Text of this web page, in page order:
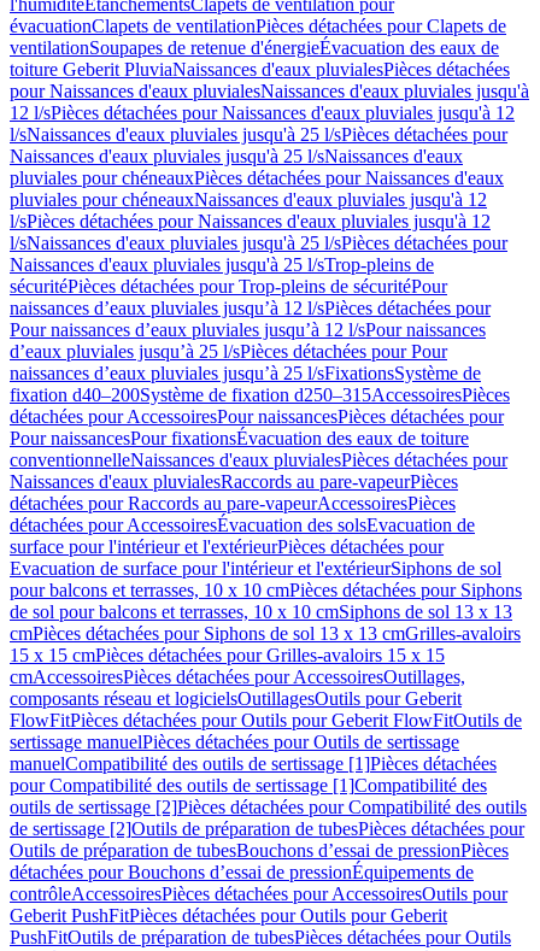
l'humiditéEtanchementsClapets de ventilation pour
évacuationClapets de ventilationPièces détachées pour Clapets de
ventilationSoupapes de retenue d'énergieÉvacuation des eaux de
toiture Geberit PluviaNaissances d'eaux pluvialesPièces détachées
pour Naissances d'eaux pluvialesNaissances d'eaux pluviales jusqu'à
12 l/sPièces détachées pour Naissances d'eaux pluviales jusqu'à 12
l/sNaissances d'eaux pluviales jusqu'à 25 l/sPièces détachées pour
Naissances d'eaux pluviales jusqu'à 25 l/sNaissances d'eaux
pluviales pour chéneauxPièces détachées pour Naissances d'eaux
pluviales pour chéneauxNaissances d'eaux pluviales jusqu'à 12
l/sPièces détachées pour Naissances d'eaux pluviales jusqu'à 12
l/sNaissances d'eaux pluviales jusqu'à 25 l/sPièces détachées pour
Naissances d'eaux pluviales jusqu'à 25 l/sTrop-pleins de
sécuritéPièces détachées pour Trop-pleins de sécuritéPour
naissances d’eaux pluviales jusqu’à 12 l/sPièces détachées pour
Pour naissances d’eaux pluviales jusqu’à 12 l/sPour naissances
d’eaux pluviales jusqu’à 25 l/sPièces détachées pour Pour
naissances d’eaux pluviales jusqu’à 25 l/sFixationsSystème de
fixation d40–200Système de fixation d250–315AccessoiresPièces
détachées pour AccessoiresPour naissancesPièces détachées pour
Pour naissancesPour fixationsÉvacuation des eaux de toiture
conventionnelleNaissances d'eaux pluvialesPièces détachées pour
Naissances d'eaux pluvialesRaccords au pare-vapeurPièces
détachées pour Raccords au pare-vapeurAccessoiresPièces
détachées pour AccessoiresÉvacuation des solsEvacuation de
surface pour l'intérieur et l'extérieurPièces détachées pour
Evacuation de surface pour l'intérieur et l'extérieurSiphons de sol
pour balcons et terrasses, 10 x 10 cmPièces détachées pour Siphons
de sol pour balcons et terrasses, 10 x 10 cmSiphons de sol 13 x 13
cmPièces détachées pour Siphons de sol 13 x 13 cmGrilles-avaloirs
15 x 15 cmPièces détachées pour Grilles-avaloirs 15 x 15
cmAccessoiresPièces détachées pour AccessoiresOutillages,
composants réseau et logicielsOutillagesOutils pour Geberit
FlowFitPièces détachées pour Outils pour Geberit FlowFitOutils de
sertissage manuelPièces détachées pour Outils de sertissage
manuelCompatibilité des outils de sertissage [1]Pièces détachées
pour Compatibilité des outils de sertissage [1]Compatibilité des
outils de sertissage [2]Pièces détachées pour Compatibilité des outils
de sertissage [2]Outils de préparation de tubesPièces détachées pour
Outils de préparation de tubesBouchons d’essai de pressionPièces
détachées pour Bouchons d’essai de pressionÉquipements de
contrôleAccessoiresPièces détachées pour AccessoiresOutils pour
Geberit PushFitPièces détachées pour Outils pour Geberit
PushFitOutils de préparation de tubesPièces détachées pour Outils